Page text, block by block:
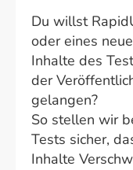
Du willst
oder eines
Inhalte des
der
gelangen?
So stellen wir
Tests sicher,
Inhalte